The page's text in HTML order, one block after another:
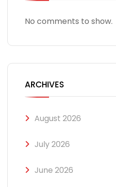
No comments to show.
ARCHIVES
August 2026
July 2026
June 2026